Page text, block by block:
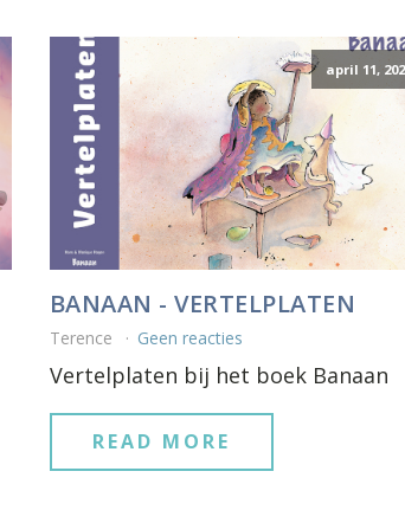
april 11,
BANAAN - VERTELPLATEN
Terence Geen reacties
Vertelplaten bij het boek Banaan
READ MORE